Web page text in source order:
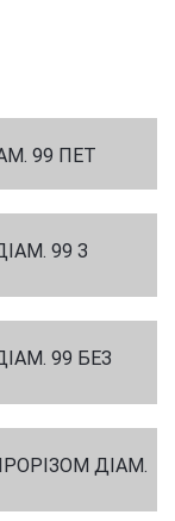
99 ПЕТ
99 З
99 БЕЗ
ДІАМ.